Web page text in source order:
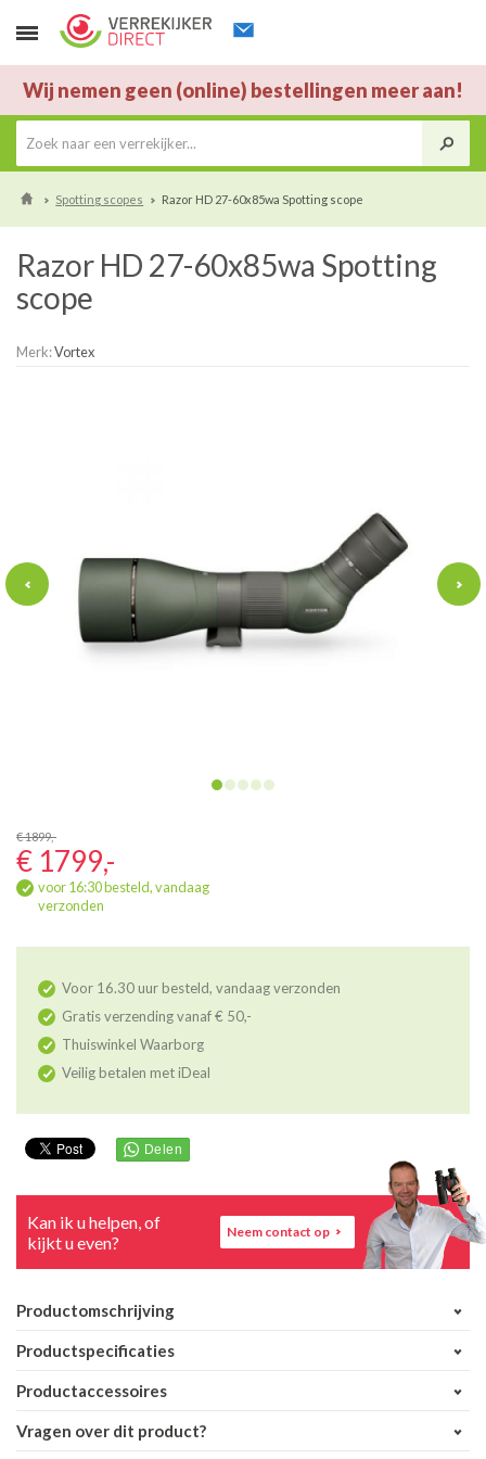
Wij nemen geen (online) bestellingen meer aan!
Spotting scopes Razor HD 27-60x85wa Spotting scope
Razor HD 27-60x85wa Spotting
scope
Merk:Vortex
€ 1899,-
€ 1799,-
voor 16:30 besteld, vandaag
verzonden
Voor 16.30 uur besteld, vandaag verzonden
Gratis verzending vanaf € 50,-
Thuiswinkel Waarborg
Veilig betalen met iDeal
Kan ik u helpen, of
kijkt u even?
Neem contact op
Productomschrijving
Productspecificaties
Productaccessoires
Vragen over dit product?